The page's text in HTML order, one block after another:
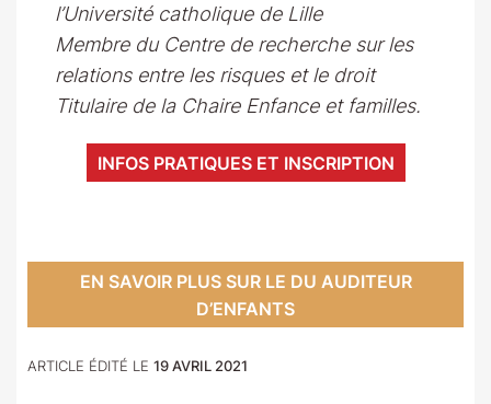
l’Université catholique de Lille
Membre du Centre de recherche sur les
relations entre les risques et le droit
Titulaire de la Chaire Enfance et familles.
INFOS PRATIQUES ET INSCRIPTION
EN SAVOIR PLUS SUR LE DU AUDITEUR
D’ENFANTS
ARTICLE ÉDITÉ LE 19 AVRIL 2021